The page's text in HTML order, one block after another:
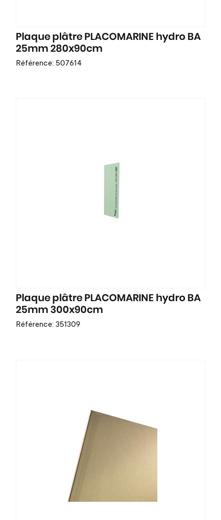
Plaque plâtre PLACOMARINE hydro BA
25mm 280x90cm
Référence: 507614
Plaque plâtre PLACOMARINE hydro BA
25mm 300x90cm
Référence: 351309